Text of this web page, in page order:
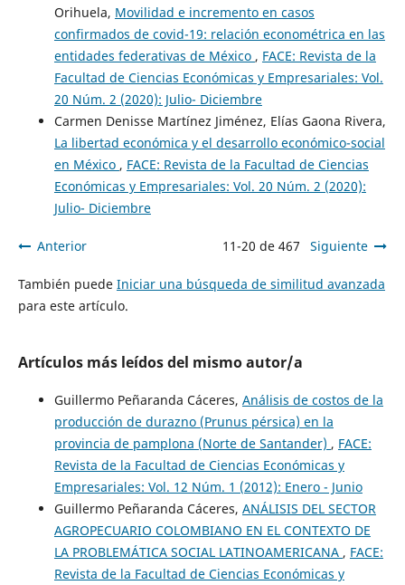
Orihuela, Movilidad e incremento en casos
confirmados de covid-19: relación econométrica en las
entidades federativas de México , FACE: Revista de la
Facultad de Ciencias Económicas y Empresariales: Vol.
20 Núm. 2 (2020): Julio- Diciembre
Carmen Denisse Martínez Jiménez, Elías Gaona Rivera,
La libertad económica y el desarrollo económico-social
en México , FACE: Revista de la Facultad de Ciencias
Económicas y Empresariales: Vol. 20 Núm. 2 (2020):
Julio- Diciembre
Anterior 11-20 de 467 Siguiente
También puede Iniciar una búsqueda de similitud avanzada
para este artículo.
Artículos más leídos del mismo autor/a
Guillermo Peñaranda Cáceres, Análisis de costos de la
producción de durazno (Prunus pérsica) en la
provincia de pamplona (Norte de Santander) , FACE:
Revista de la Facultad de Ciencias Económicas y
Empresariales: Vol. 12 Núm. 1 (2012): Enero - Junio
Guillermo Peñaranda Cáceres, ANÁLISIS DEL SECTOR
AGROPECUARIO COLOMBIANO EN EL CONTEXTO DE
LA PROBLEMÁTICA SOCIAL LATINOAMERICANA , FACE:
Revista de la Facultad de Ciencias Económicas y